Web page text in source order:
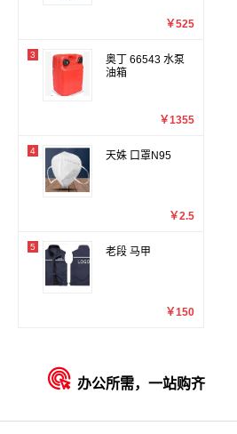
￥525
3
奥丁 66543 水泵
油箱
￥1355
4 天姝 口罩N95
￥2.5
5 老段 马甲
￥150
 办公所需，一站购齐